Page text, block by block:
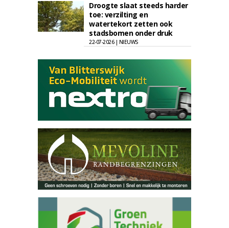
Droogte slaat steeds harder
toe: verzilting en
watertekort zetten ook
stadsbomen onder druk
22-07-2026 | NIEUWS